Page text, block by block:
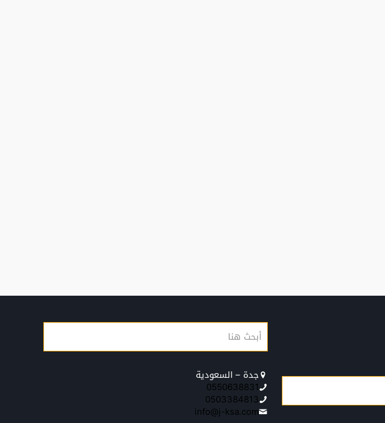
جدة – السعودية
0550638831
0503384813
info@j-ksa.com